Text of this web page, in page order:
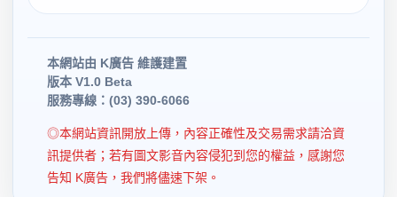
本網站由 K廣告 維護建置
版本 V1.0 Beta
服務專線：(03) 390-6066
◎本網站資訊開放上傳，內容正確性及交易需求請洽資
訊提供者；若有圖文影音內容侵犯到您的權益，感謝您
告知 K廣告，我們將儘速下架。